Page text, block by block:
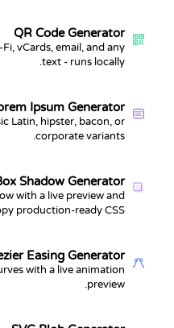
QR Code Generator
vCards, email, and any
text - runs locally.
Ipsum Generator
Latin, hipster, bacon, or
corporate variants.
Shadow Generator
with a live preview and
production-ready CSS.
Easing Generator
with a live animation
preview.